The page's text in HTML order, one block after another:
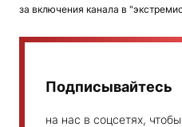
за включения канала в
Подписывайтесь
на нас в соцсетях,